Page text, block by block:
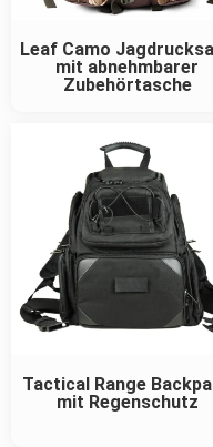
Leaf Camo
mit abnehmbarer
Zubehörtasche
Tactical Range
mit Regenschutz